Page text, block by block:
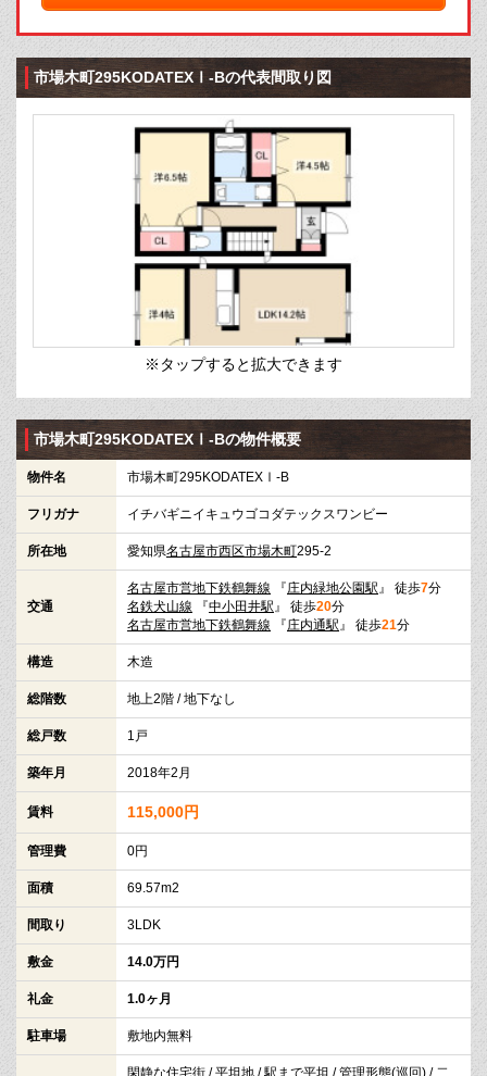
市場木町295KODATEXⅠ-Bの代表間取り図
※タップすると拡大できます
市場木町295KODATEXⅠ-Bの物件概要
物件名 市場木町295KODATEXⅠ-B
フリガナ イチバギニイキュウゴコダテックスワンビー
所在地 愛知県名古屋市西区市場木町295-2
交通
名古屋市営地下鉄鶴舞線 『庄内緑地公園駅 』 徒歩7分
名鉄犬山線 『中小田井駅 』 徒歩20分
名古屋市営地下鉄鶴舞線 『庄内通駅 』 徒歩21分
構造 木造
総階数 地上2階 / 地下なし
総戸数 1戸
築年月 2018年2月
賃料 115,000円
管理費 0円
面積 69.57m2
間取り 3LDK
敷金 14.0万円
礼金 1.0ヶ月
駐車場 敷地内無料
閑静な住宅街 / 平坦地 / 駅まで平坦 / 管理形態(巡回) / 二